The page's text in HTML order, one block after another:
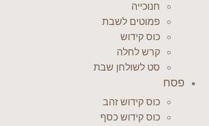
חנוכייה
פמוטים לשבת
כוס קידוש
קרש לחלה
סט לשולחן שבת
פסח
כוס קידוש זהב
כוס קידוש כסף